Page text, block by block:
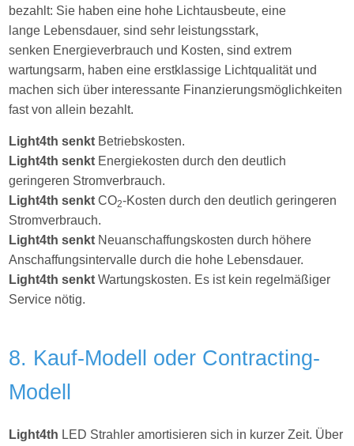
bezahlt: Sie haben eine hohe Lichtausbeute, eine
lange Lebensdauer, sind sehr leistungsstark,
senken Energieverbrauch und Kosten, sind extrem
wartungsarm, haben eine erstklassige Lichtqualität und
machen sich über interessante Finanzierungsmöglichkeiten
fast von allein bezahlt.
Light4th senkt Betriebskosten.
Light4th senkt Energiekosten durch den deutlich
geringeren Stromverbrauch.
Light4th senkt CO2-Kosten durch den deutlich geringeren
Stromverbrauch.
Light4th senkt Neuanschaffungskosten durch höhere
Anschaffungsintervalle durch die hohe Lebensdauer.
Light4th senkt Wartungskosten. Es ist kein regelmäßiger
Service nötig.
8. Kauf-Modell oder Contracting-
Modell
Light4th LED Strahler amortisieren sich in kurzer Zeit. Über